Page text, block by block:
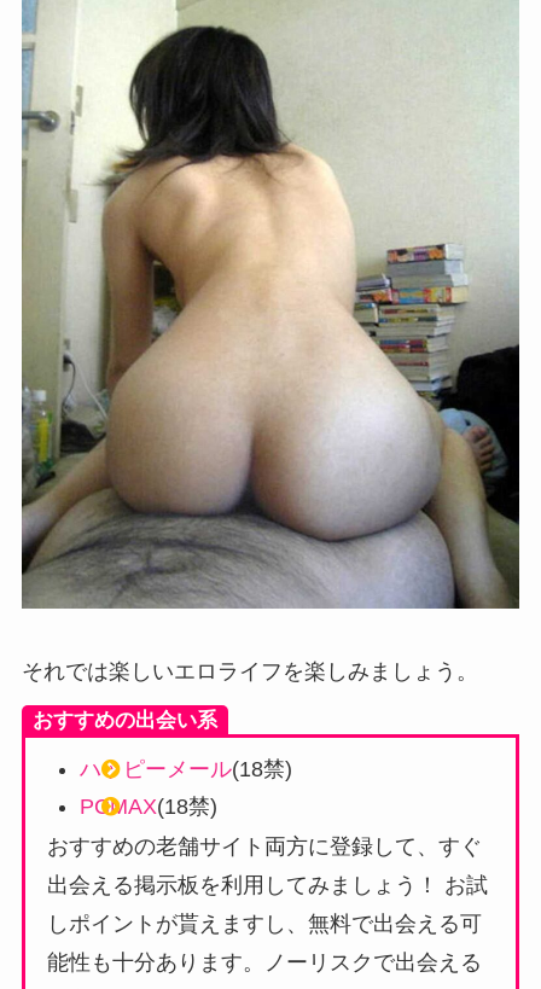
それでは楽しいエロライフを楽しみましょう。
おすすめの出会い系
ハッピーメール(18禁)
PCMAX(18禁)
おすすめの老舗サイト両方に登録して、すぐ
出会える掲示板を利用してみましょう！ お試
しポイントが貰えますし、無料で出会える可
能性も十分あります。ノーリスクで出会える